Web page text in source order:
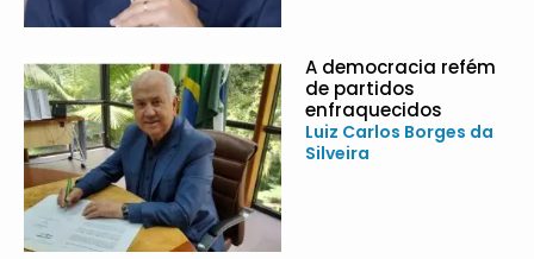
A democracia refém
de partidos
enfraquecidos
Luiz Carlos Borges da
Silveira